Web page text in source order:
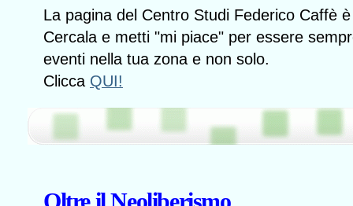
La pagina del Centro Studi Federico Caffè
Cercala e metti "mi piace" per essere
eventi nella tua zona e non solo.
Clicca QUI!
Oltre il Neoliberismo